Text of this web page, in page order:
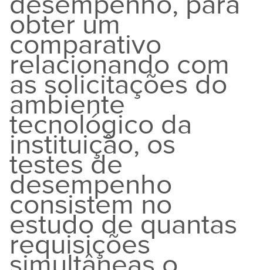
obter um
comparativo
relacionando com
as solicitações do
ambiente
tecnológico da
instituição, os
testes de
desempenho
consistem no
estudo de quantas
requisições